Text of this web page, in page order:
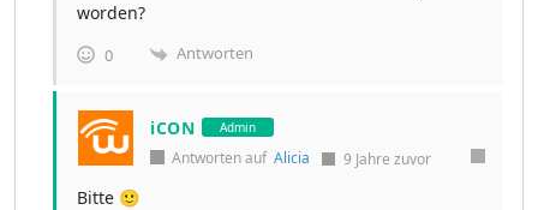
worden?
0 Antworten
iCON Admin
Antworten auf Alicia 9 Jahre zuvor
Bitte 🙂